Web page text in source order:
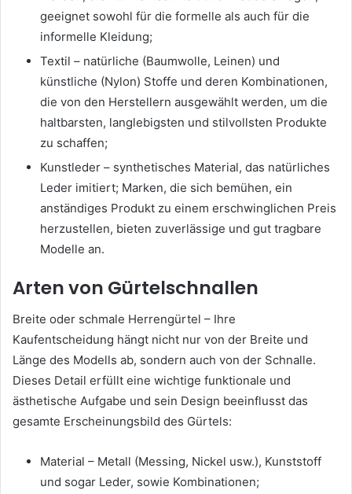
geeignet sowohl für die formelle als auch für die
informelle Kleidung;
Textil – natürliche (Baumwolle, Leinen) und
künstliche (Nylon) Stoffe und deren Kombinationen,
die von den Herstellern ausgewählt werden, um die
haltbarsten, langlebigsten und stilvollsten Produkte
zu schaffen;
Kunstleder – synthetisches Material, das natürliches
Leder imitiert; Marken, die sich bemühen, ein
anständiges Produkt zu einem erschwinglichen Preis
herzustellen, bieten zuverlässige und gut tragbare
Modelle an.
Arten von Gürtelschnallen
Breite oder schmale Herrengürtel – Ihre
Kaufentscheidung hängt nicht nur von der Breite und
Länge des Modells ab, sondern auch von der Schnalle.
Dieses Detail erfüllt eine wichtige funktionale und
ästhetische Aufgabe und sein Design beeinflusst das
gesamte Erscheinungsbild des Gürtels:
Material – Metall (Messing, Nickel usw.), Kunststoff
und sogar Leder, sowie Kombinationen;